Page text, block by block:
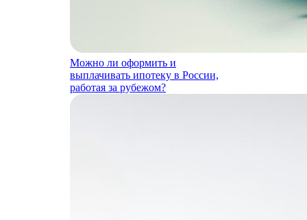
Можно ли оформить и
выплачивать ипотеку в России,
работая за рубежом?